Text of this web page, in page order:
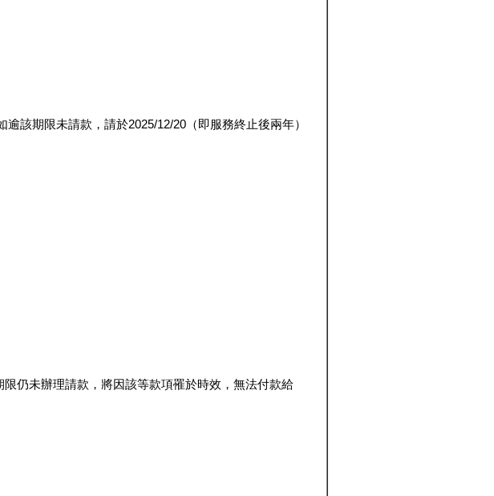
該期限未請款，請於2025/12/20（即服務終止後兩年）
仍未辦理請款，將因該等款項罹於時效，無法付款給